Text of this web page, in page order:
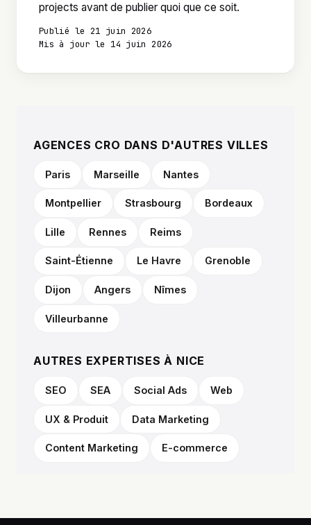
projects avant de publier quoi que ce soit.
Publié le 21 juin 2026
Mis à jour le 14 juin 2026
AGENCES CRO DANS D'AUTRES VILLES
Paris Marseille Nantes
Montpellier Strasbourg Bordeaux
Lille Rennes Reims
Saint-Étienne Le Havre Grenoble
Dijon Angers Nîmes
Villeurbanne
AUTRES EXPERTISES À NICE
SEO SEA Social Ads Web
UX & Produit Data Marketing
Content Marketing E-commerce